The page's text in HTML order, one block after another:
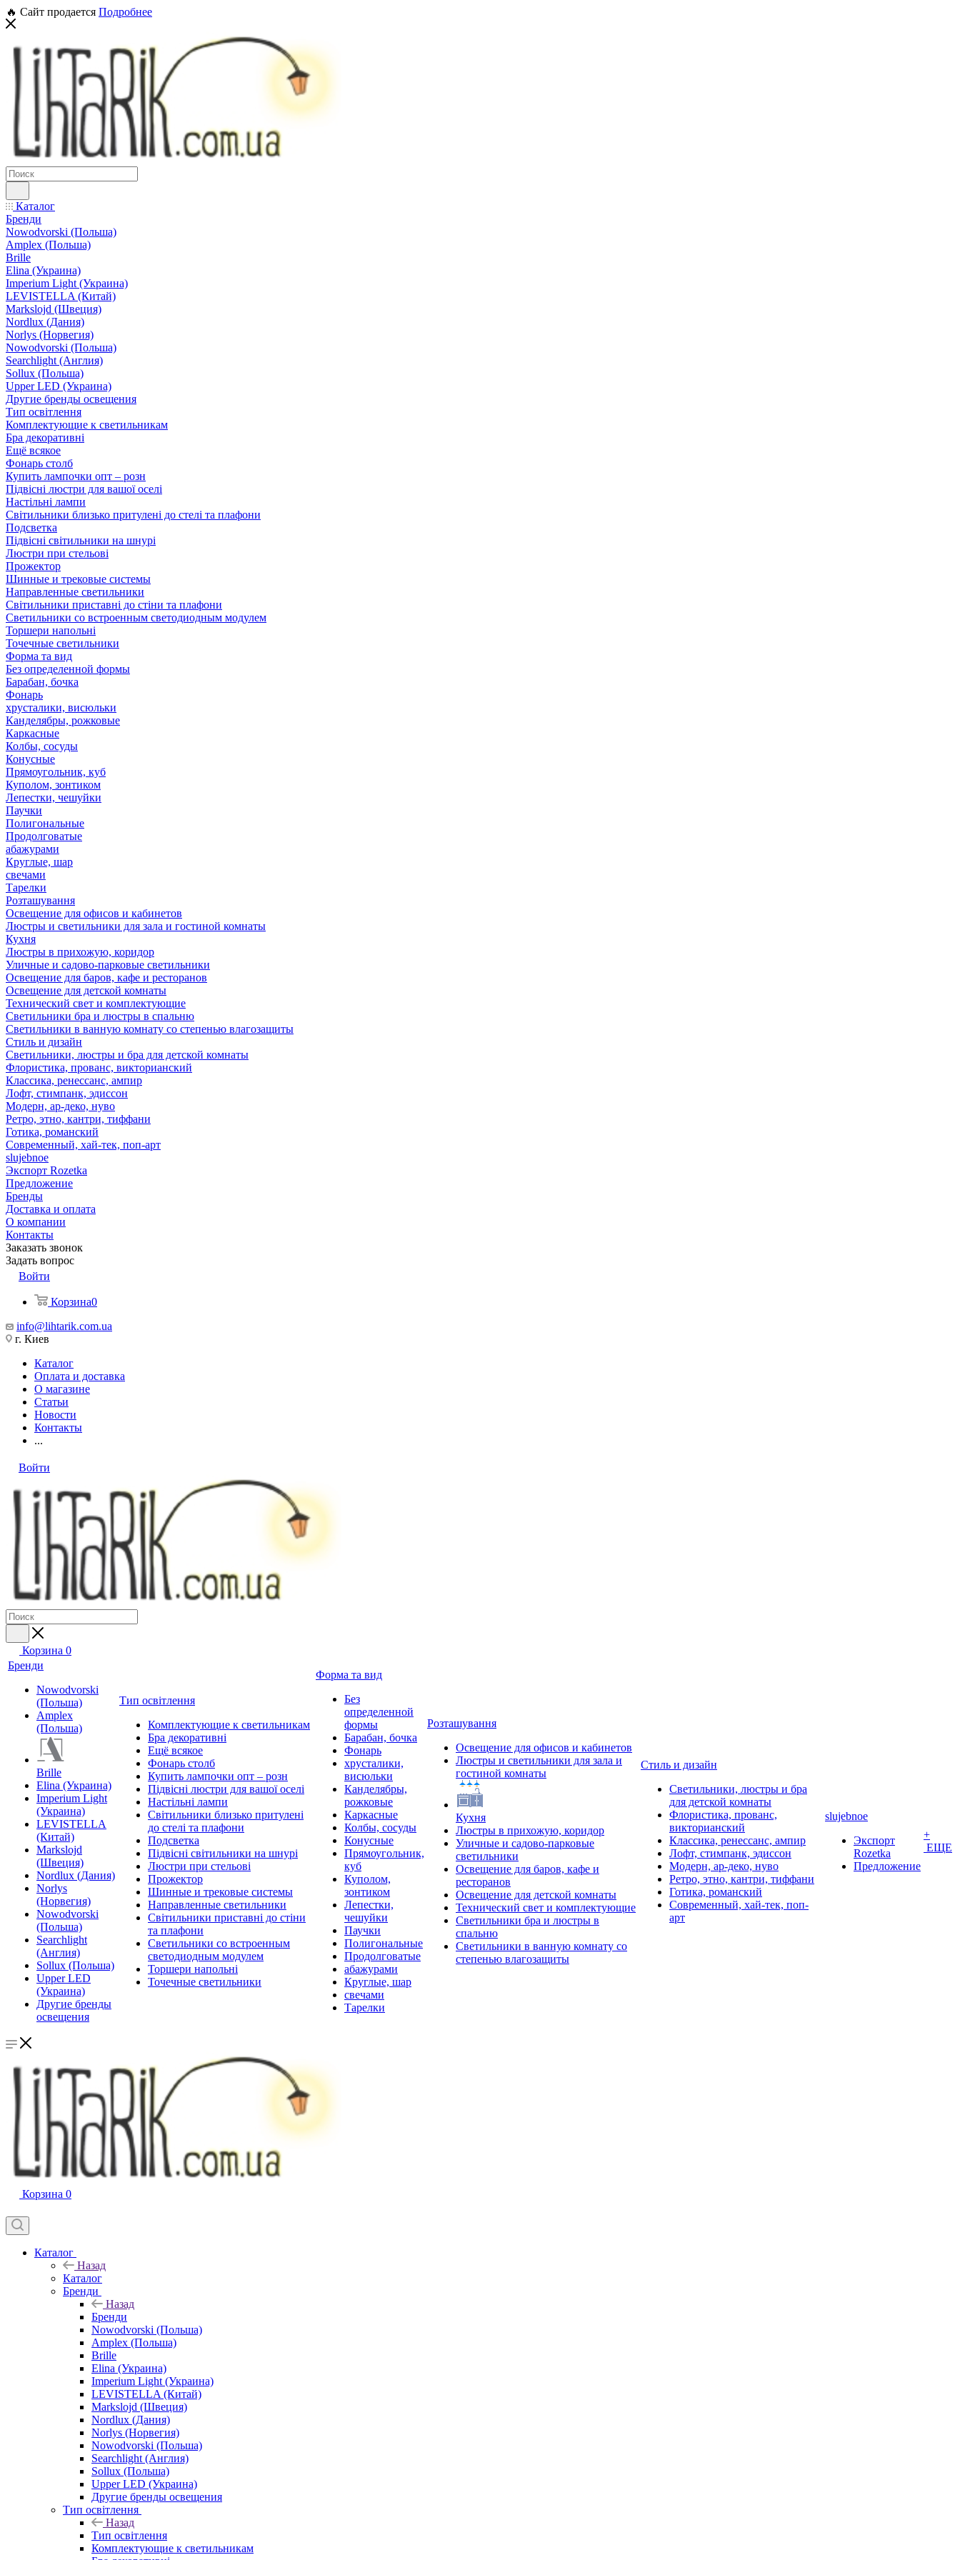
🔥 Сайт продается Подробнее
Каталог
Бренди
Nowodvorski (Польша)
Amplex (Польша)
Brille
Elina (Украина)
Imperium Light (Украина)
LEVISTELLA (Китай)
Markslojd (Швеция)
Nordlux (Дания)
Norlys (Норвегия)
Nowodvorski (Польша)
Searchlight (Англия)
Sollux (Польша)
Upper LED (Украина)
Другие бренды освещения
Тип освітлення
Комплектующие к светильникам
Бра декоративні
Ещё всякое
Фонарь столб
Купить лампочки опт – розн
Підвісні люстри для вашої оселі
Настільні лампи
Світильники близько притулені до стелі та плафони
Подсветка
Підвісні світильники на шнурі
Люстри при стельові
Прожектор
Шинные и трековые системы
Направленные светильники
Світильники приставні до стіни та плафони
Светильники со встроенным светодиодным модулем
Торшери напольні
Точечные светильники
Форма та вид
Без определенной формы
Барабан, бочка
Фонарь
хрусталики, висюльки
Канделябры, рожковые
Каркасные
Колбы, сосуды
Конусные
Прямоугольник, куб
Куполом, зонтиком
Лепестки, чешуйки
Паучки
Полигональные
Продолговатые
абажурами
Круглые, шар
свечами
Тарелки
Розташування
Освещение для офисов и кабинетов
Люстры и светильники для зала и гостиной комнаты
Кухня
Люстры в прихожую, коридор
Уличные и садово-парковые светильники
Освещение для баров, кафе и ресторанов
Освещение для детской комнаты
Технический свет и комплектующие
Светильники бра и люстры в спальню
Светильники в ванную комнату со степенью влагозащиты
Стиль и дизайн
Светильники, люстры и бра для детской комнаты
Флористика, прованс, викторианский
Классика, ренессанс, ампир
Лофт, стимпанк, эдиссон
Модерн, ар-деко, нуво
Ретро, этно, кантри, тиффани
Готика, романский
Современный, хай-тек, поп-арт
slujebnoe
Экспорт Rozetka
Предложение
Бренды
Доставка и оплата
О компании
Контакты
Заказать звонок
Задать вопрос
Войти
Корзина0
info@lihtarik.com.ua
г. Киев
Каталог
Оплата и доставка
О магазине
Статьи
Новости
Контакты
...
Войти
Корзина 0
Бренди
Nowodvorski
(Польша)
Amplex
(Польша)
Brille
Elina (Украина)
Imperium Light
(Украина)
LEVISTELLA
(Китай)
Markslojd
(Швеция)
Nordlux (Дания)
Norlys
(Норвегия)
Nowodvorski
(Польша)
Searchlight
(Англия)
Sollux (Польша)
Upper LED
(Украина)
Другие бренды
освещения
Тип освітлення
Комплектующие к светильникам
Бра декоративні
Ещё всякое
Фонарь столб
Купить лампочки опт – розн
Підвісні люстри для вашої оселі
Настільні лампи
Світильники близько притулені
до стелі та плафони
Подсветка
Підвісні світильники на шнурі
Люстри при стельові
Прожектор
Шинные и трековые системы
Направленные светильники
Світильники приставні до стіни
та плафони
Светильники со встроенным
светодиодным модулем
Торшери напольні
Точечные светильники
Форма та вид
Без
определенной
формы
Барабан, бочка
Фонарь
хрусталики,
висюльки
Канделябры,
рожковые
Каркасные
Колбы, сосуды
Конусные
Прямоугольник,
куб
Куполом,
зонтиком
Лепестки,
чешуйки
Паучки
Полигональные
Продолговатые
абажурами
Круглые, шар
свечами
Тарелки
Розташування
Освещение для офисов и кабинетов
Люстры и светильники для зала и
гостиной комнаты
Кухня
Люстры в прихожую, коридор
Уличные и садово-парковые
светильники
Освещение для баров, кафе и
ресторанов
Освещение для детской комнаты
Технический свет и комплектующие
Светильники бра и люстры в
спальню
Светильники в ванную комнату со
степенью влагозащиты
Стиль и дизайн
Светильники, люстры и бра
для детской комнаты
Флористика, прованс,
викторианский
Классика, ренессанс, ампир
Лофт, стимпанк, эдиссон
Модерн, ар-деко, нуво
Ретро, этно, кантри, тиффани
Готика, романский
Современный, хай-тек, поп-
арт
slujebnoe
Экспорт
Rozetka
Предложение
+
ЕЩЕ
Корзина 0
Каталог
Назад
Каталог
Бренди
Назад
Бренди
Nowodvorski (Польша)
Amplex (Польша)
Brille
Elina (Украина)
Imperium Light (Украина)
LEVISTELLA (Китай)
Markslojd (Швеция)
Nordlux (Дания)
Norlys (Норвегия)
Nowodvorski (Польша)
Searchlight (Англия)
Sollux (Польша)
Upper LED (Украина)
Другие бренды освещения
Тип освітлення
Назад
Тип освітлення
Комплектующие к светильникам